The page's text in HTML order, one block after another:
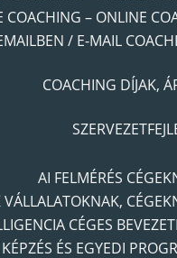
COACHING – ONLINE
/ E-MAIL
COACHING DÍJAK,
AI FELMÉRÉS
CÉGES
ÉS EGYEDI